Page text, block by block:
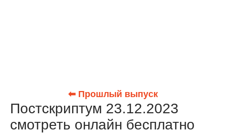
⬅ Прошлый выпуск
Постскриптум 23.12.2023
смотреть онлайн бесплатно